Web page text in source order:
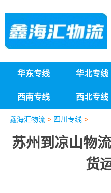
华东专线 华北专线
西南专线 西北专线
鑫海汇物流> 四川专线 >
苏州到凉山物
货